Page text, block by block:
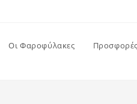
Οι Φαροφύλακες Προσφορές